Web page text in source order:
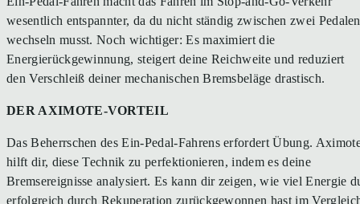
wesentlich entspannter, da du nicht ständig zwischen zwei Pedalen
wechseln musst. Noch wichtiger: Es maximiert die
Energierückgewinnung, steigert deine Reichweite und reduziert
den Verschleiß deiner mechanischen Bremsbeläge drastisch.
DER AXIMOTE-VORTEIL
Das Beherrschen des Ein-Pedal-Fahrens erfordert Übung.
hilft dir, diese Technik zu perfektionieren, indem es deine
Bremsereignisse analysiert. Es kann dir zeigen, wie viel Energie
erfolgreich durch Rekuperation zurückgewonnen hast im